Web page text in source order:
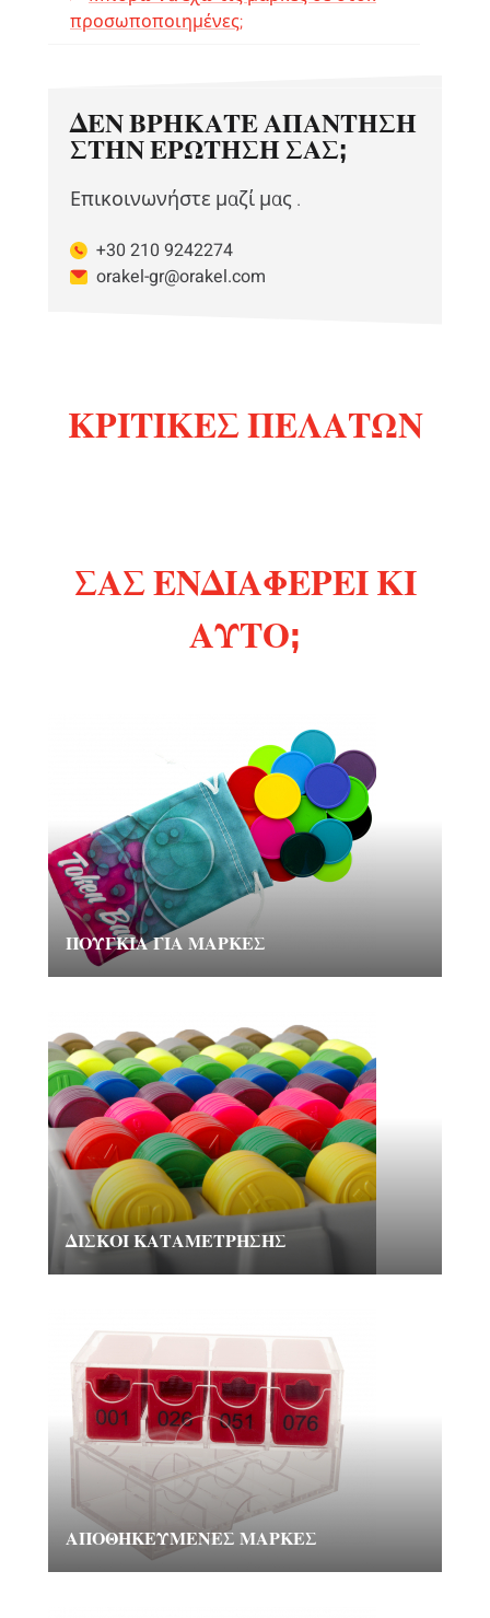
προσωποποιημένες;
ΔΕΝ ΒΡΉΚΑΤΕ ΑΠΆΝΤΗΣΗ
ΣΤΗΝ ΕΡΏΤΗΣΉ ΣΑΣ;
Επικοινωνήστε μαζί μας .
+30 210 9242274
orakel-gr@orakel.com
ΚΡΙΤΙΚΈΣ ΠΕΛΑΤΏΝ
ΣΑΣ ΕΝΔΙΑΦΈΡΕΙ ΚΙ
ΑΥΤΌ;
ΠΟΥΓΚΙΆ ΓΙΑ ΜΆΡΚΕΣ
ΔΊΣΚΟΙ ΚΑΤΑΜΈΤΡΗΣΗΣ
ΑΠΟΘΗΚΕΥΜΈΝΕΣ ΜΆΡΚΕΣ